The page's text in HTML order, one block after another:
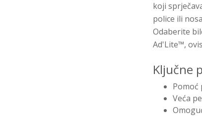
koji
police ili
Odaberite
Ad'Lite™,
Ključne
Pomoć
Veća